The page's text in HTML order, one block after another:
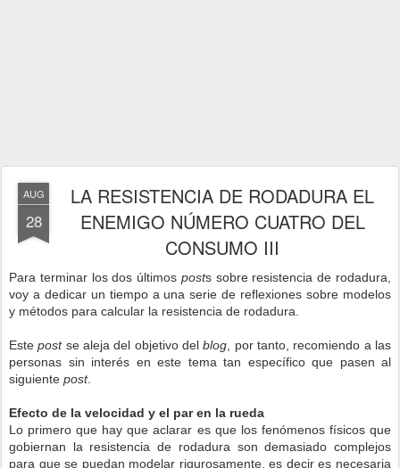
AUG
28
LA RESISTENCIA DE RODADURA EL
ENEMIGO NÚMERO CUATRO DEL
CONSUMO III
Para terminar los dos últimos posts sobre resistencia de rodadura,
voy a dedicar un tiempo a una serie de reflexiones sobre modelos
y métodos para calcular la resistencia de rodadura.
Estepostse aleja del objetivo delblog , por tanto, recomiendo a las
personas sin interés en este tema tan específico que pasen al
siguiente post.
Efecto de la velocidad y el par en la rueda
Lo primero que hay que aclarar es que los fenómenos físicos que
gobiernan la resistencia de rodadura son demasiado complejos
para que se puedan modelar rigurosamente, es decir es necesaria